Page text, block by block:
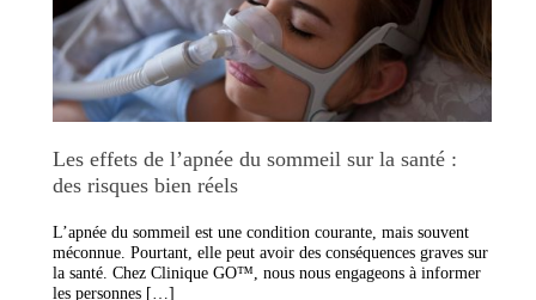
Les effets de l’apnée du sommeil sur la santé :
des risques bien réels
L’apnée du sommeil est une condition courante, mais souvent
méconnue. Pourtant, elle peut avoir des conséquences graves sur
la santé. Chez Clinique GO™, nous nous engageons à informer
les personnes […]